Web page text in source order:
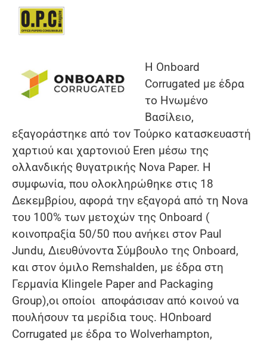
Η Onboard
Corrugated με έδρα
το Ηνωμένο
Βασίλειο,
εξαγοράστηκε από τον Τούρκο κατασκευαστή
χαρτιού και χαρτονιού Eren μέσω της
ολλανδικής θυγατρικής Nova Paper. Η
συμφωνία, που ολοκληρώθηκε στις 18
Δεκεμβρίου, αφορά την εξαγορά από τη Nova
του 100% των μετοχών της Onboard (
κοινοπραξία 50/50 που ανήκει στον Paul
Jundu, Διευθύνοντα Σύμβουλο της Onboard,
και στον όμιλο Remshalden, με έδρα στη
Γερμανία Klingele Paper and Packaging
Group),οι οποίοι αποφάσισαν από κοινού να
πουλήσουν τα μερίδια τους. ΗOnboard
Corrugated με έδρα το Wolverhampton,